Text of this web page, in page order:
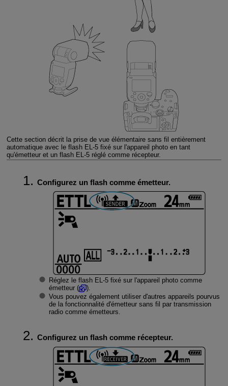
Cette section décrit la prise de vue élémentaire sans fil entièrement
automatique avec le flash EL-5fixé sur l'appareil photo en tant
qu'émetteur et un flash EL-5réglé comme récepteur.
Configurez un flash comme émetteur.
Réglez le flash EL-5fixé sur l'appareil photo comme
émetteur (
).
Vous pouvez également utiliser d'autres appareils pourvus
de la fonctionnalité d'émetteur sans fil par transmission
radio comme émetteurs.
Configurez un flash comme récepteur.